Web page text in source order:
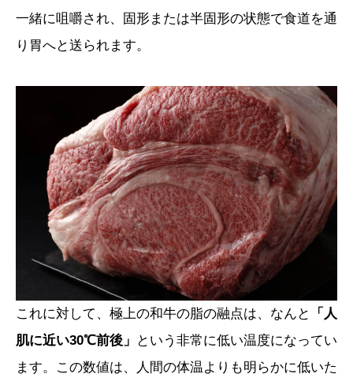
一緒に咀嚼され、固形または半固形の状態で食道を通
り胃へと送られます。
これに対して、極上の和牛の脂の融点は、なんと
「人
肌に近い30℃前後」
という非常に低い温度になってい
ます。この数値は、人間の体温よりも明らかに低いた